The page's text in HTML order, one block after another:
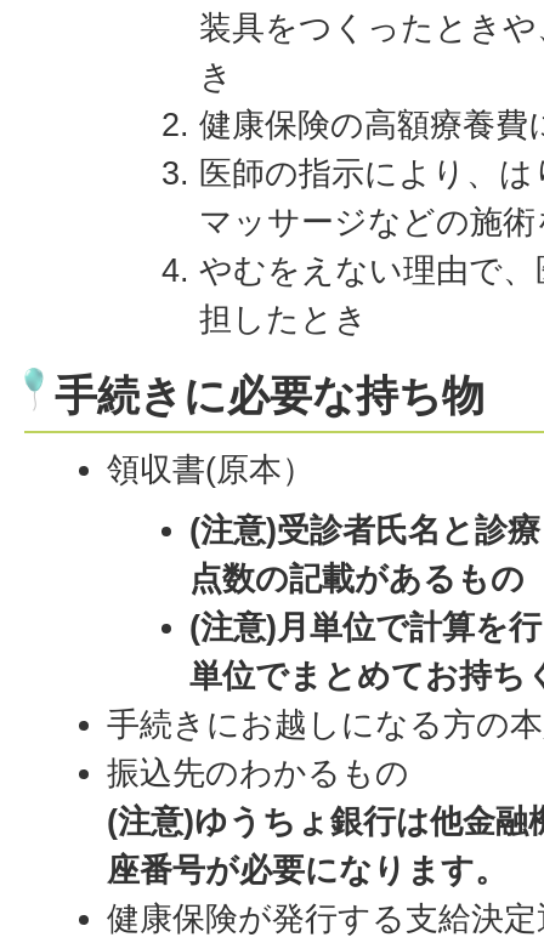
装具をつくったとき
き
健康保険の高額療養費
医師の指示により、
マッサージなどの施
やむをえない理由で
担したとき
手続きに必要な持ち物
領収書(原本）
(注意)受診者氏名と診
点数の記載があるもの
(注意)月単位で計算を
単位でまとめてお持ち
手続きにお越しになる方の
振込先のわかるもの
(注意)ゆうちょ銀行は他金融
座番号が必要になります。
健康保険が発行する支給決